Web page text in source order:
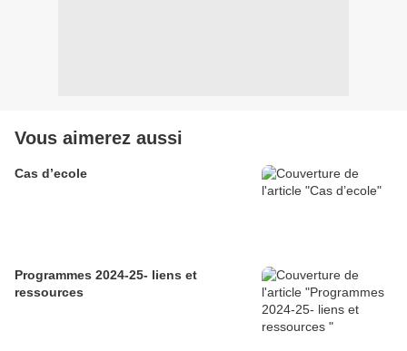
Vous aimerez aussi
Cas d’ecole
Programmes 2024-25- liens et
ressources